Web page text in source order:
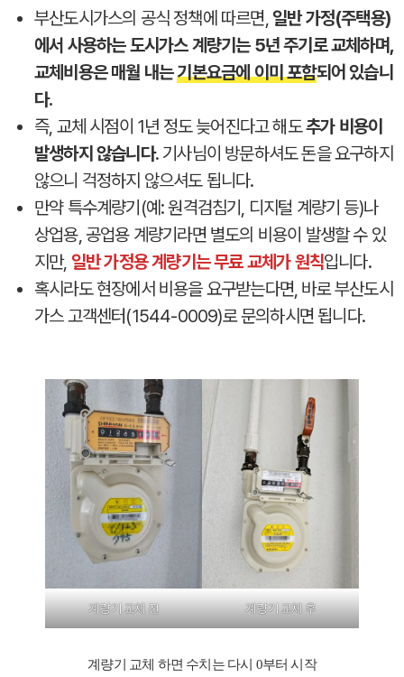
부산도시가스의 공식 정책에 따르면,일반 가정(주택용)
에서 사용하는 도시가스 계량기는 5년 주기로 교체하며,
교체비용은 매월 내는기본요금에 이미 포함되어 있습니
다.
즉, 교체 시점이 1년 정도 늦어진다고 해도추가 비용이
발생하지 않습니다. 기사님이 방문하셔도 돈을 요구하지
않으니 걱정하지 않으셔도 됩니다.
만약 특수계량기(예: 원격검침기, 디지털 계량기 등)나
상업용, 공업용 계량기라면 별도의 비용이 발생할 수 있
지만, 일반 가정용 계량기는 무료 교체가 원칙입니다.
혹시라도 현장에서 비용을 요구받는다면, 바로 부산도시
가스 고객센터(1544-0009)로 문의하시면 됩니다.
계량기 교체 전 계량기 교체 후
계량기 교체 하면 수치는 다시 0부터 시작